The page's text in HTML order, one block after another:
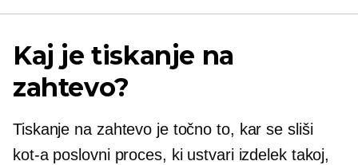
Kaj je tiskanje na
zahtevo?
Tiskanje na zahtevo je točno to, kar se sliši
kot-aposlovni proces, ki ustvari izdelek takoj,